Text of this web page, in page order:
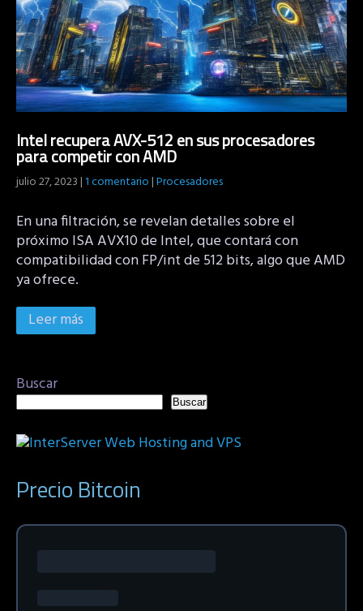
Intel recupera AVX-512 en sus procesadores
para competir con AMD
julio 27, 2023|1 comentario|Procesadores
En una filtración, se revelan detalles sobre el
próximo ISA AVX10 de Intel, que contará con
compatibilidad con FP/int de 512 bits, algo que AMD
ya ofrece.
Leer más
Buscar
Buscar
Precio Bitcoin